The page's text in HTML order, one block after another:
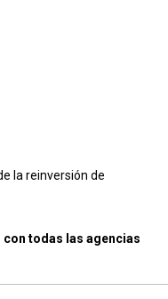
la reinversión de
todas las agencias